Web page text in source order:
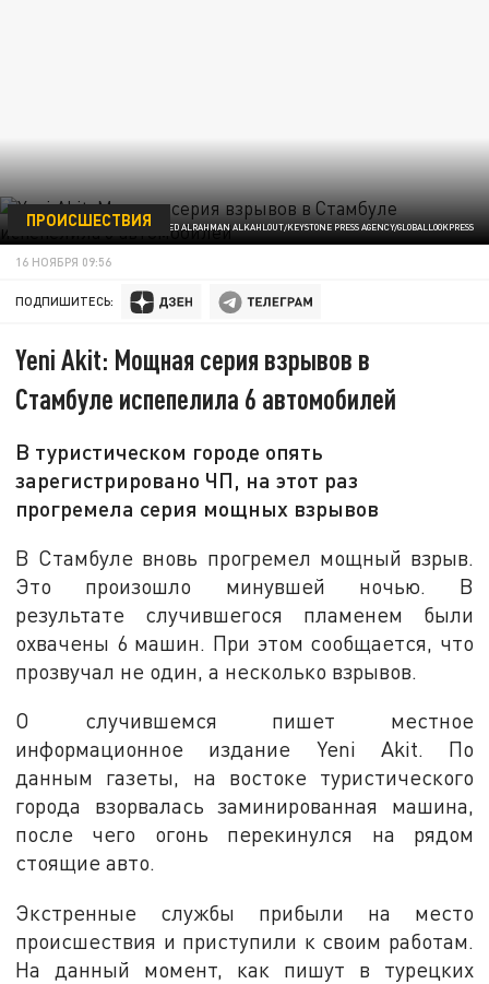
ФОТО: ABED ALRAHMAN ALKAHLOUT/KEYSTONE PRESS AGENCY/GLOBALLOOKPRESS
ПРОИСШЕСТВИЯ
16 НОЯБРЯ 09:56
ПОДПИШИТЕСЬ:
Yeni Akit: Мощная серия взрывов в
Стамбуле испепелила 6 автомобилей
В туристическом городе опять
зарегистрировано ЧП, на этот раз
прогремела серия мощных взрывов
В Стамбуле вновь прогремел мощный взрыв.
Это произошло минувшей ночью. В
результате случившегося пламенем были
охвачены 6 машин. При этом сообщается, что
прозвучал не один, а несколько взрывов.
О случившемся пишет местное
информационное издание Yeni Akit. По
данным газеты, на востоке туристического
города взорвалась заминированная машина,
после чего огонь перекинулся на рядом
стоящие авто.
Экстренные службы прибыли на место
происшествия и приступили к своим работам.
На данный момент, как пишут в турецких